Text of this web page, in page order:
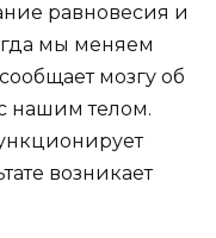
равновесия и
мы меняем
мозгу об
нашим телом.
возникает